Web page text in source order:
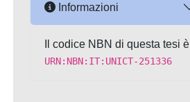
Informazioni
Il codice NBN di questa tesi è
URN:NBN:IT:UNICT-251336